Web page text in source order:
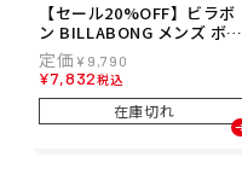
【セール20%OFF】ビラボ
ン BILLABONG メンズ ボー
ドショーツ トランクス GOO
D TIMES LO TIDES BG011
516 26SP
¥ 9,790
¥7,832税込
在庫切れ